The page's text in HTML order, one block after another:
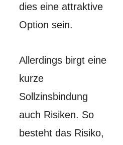
dies eine attraktive
Option sein.
Allerdings birgt eine
kurze
Sollzinsbindung
auch Risiken. So
besteht das Risiko,